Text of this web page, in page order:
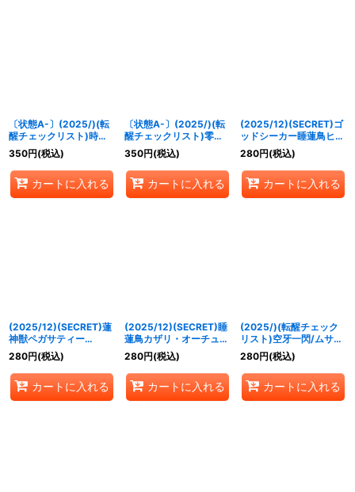
〔状態A-〕(2025/)(転
醒チェックリスト)時の
番犬クロノ・ベロス/時
の狭間【-】{BSC47-
RV010}《青》
350円(税込)
カートに入れる
〔状態A-〕(2025/)(転
醒チェックリスト)零華
の姫君ミロスラーヴァ/
氷翼零装ミロスラーヴァ
【-】{BSC47-RV003}
《白》
350円(税込)
カートに入れる
(2025/12)(SECRET)ゴ
ッドシーカー睡蓮鳥ヒメ
コ(BSC47収録)【C-
SEC】{BS58-041}
《黄》
280円(税込)
カートに入れる
(2025/12)(SECRET)蓮
神獣ペガサティー
(BSC47収録)【M-
SEC】{BS58-049}
《黄》
280円(税込)
カートに入れる
(2025/12)(SECRET)睡
蓮鳥カザリ・オーチュ
【C-SEC】{BSC47-
RV005}《黄》
280円(税込)
カートに入れる
(2025/)(転醒チェック
リスト)空牙一閃/ムサシ
ード・アシュライガー・
オリジン【-】{BSC47-
RVTX01}《赤》
280円(税込)
カートに入れる